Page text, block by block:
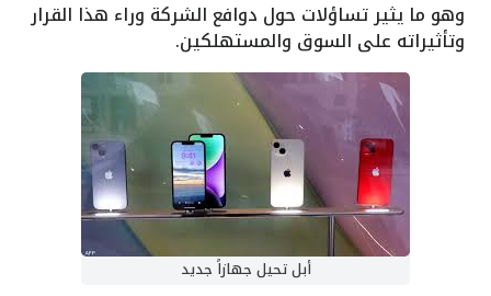
وهو ما يثير تساؤلات حول دوافع الشركة وراء هذا القرار
وتأثيراته على السوق والمستهلكين.
أبل تحيل جهازاً جديد